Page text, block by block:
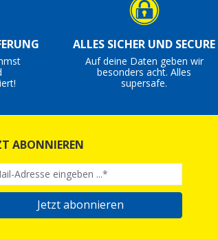
ALLES SICHER UND SECURE
Auf deine Daten geben wir
besonders acht. Alles
supersafe.
ABONNIEREN
Jetzt abonnieren